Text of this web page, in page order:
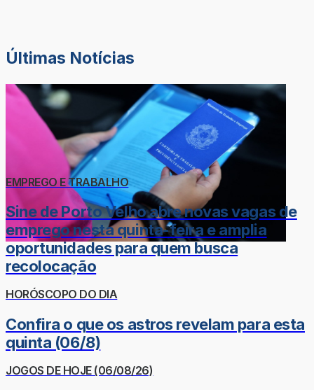
Últimas Notícias
EMPREGO E TRABALHO
Sine de Porto Velho abre novas vagas de
emprego nesta quinta-feira e amplia
oportunidades para quem busca
recolocação
HORÓSCOPO DO DIA
Confira o que os astros revelam para esta
quinta (06/8)
JOGOS DE HOJE (06/08/26)